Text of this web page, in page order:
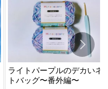
ライトパープルのデカいネ
トバッグ〜番外編〜